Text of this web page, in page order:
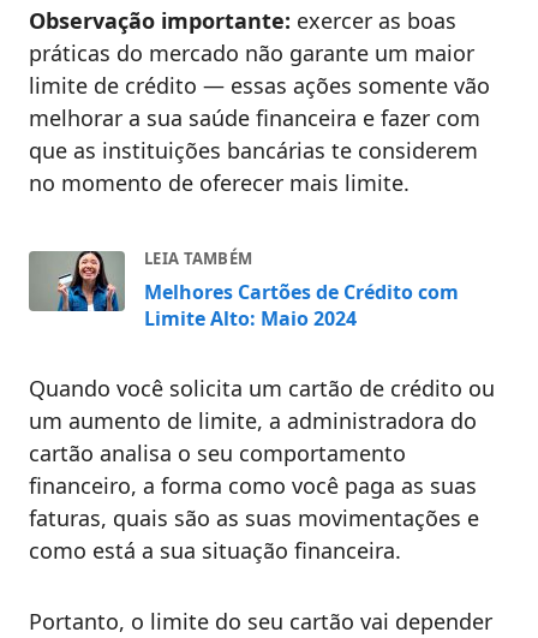
Observação importante: exercer as boas
práticas do mercado não garante um maior
limite de crédito — essas ações somente vão
melhorar a sua saúde financeira e fazer com
que as instituições bancárias te considerem
no momento de oferecer mais limite.
LEIA TAMBÉM
Melhores Cartões de Crédito com
Limite Alto: Maio 2024
Quando você solicita um cartão de crédito ou
um aumento de limite, a administradora do
cartão analisa o seu comportamento
financeiro, a forma como você paga as suas
faturas, quais são as suas movimentações e
como está a sua situação financeira.
Portanto, o limite do seu cartão vai depender